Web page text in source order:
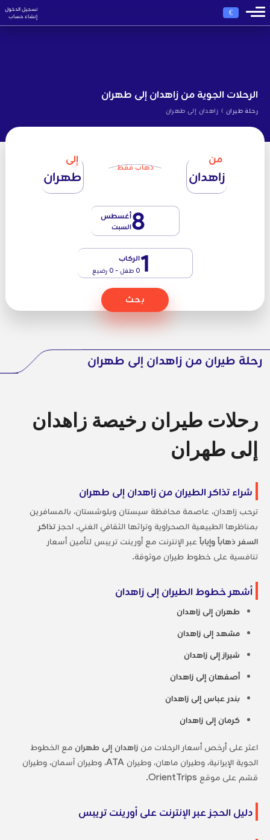
€
تسجيل الدخول
إنشاء حساب
الرحلات الجوية من زاهدان إلى طهران
رحلة طيران › زاهدان إلى طهران
من
زاهدان ذهاب فقط
إلى
طهران
8أغسطس
السبت
1الركاب
0 طفل - 0 رضيع
بحث
رحلة طيران من زاهدان إلى طهران
رحلات طيران رخيصة زاهدان
إلى طهران
شراء تذاكر الطيران من زاهدان إلى طهران
ترحب زاهدان، عاصمة محافظة سيستان وبلوشستان، بالمسافرين
بمناظرها الطبيعية الصحراوية وتراثها الثقافي الغني. احجز تذاكر
السفر ذهاباً وإياباًعبر الإنترنت مع أورينت تريبس لتأمين أسعار
تنافسية على خطوط طيران موثوقة.
أشهر خطوط الطيران إلى زاهدان
طهران إلى زاهدان
مشهد إلى زاهدان
شيراز إلى زاهدان
أصفهان إلى زاهدان
بندر عباس إلى زاهدان
كرمان إلى زاهدان
اعثر على أرخص أسعار الرحلات من زاهدان إلى طهرانمع الخطوط
الجوية الإيرانية، وطيران ماهان، وطيران ATA، وطيران آسمان، وطيران
قشم على موقع OrientTrips.
دليل الحجز عبر الإنترنت على أورينت تريبس